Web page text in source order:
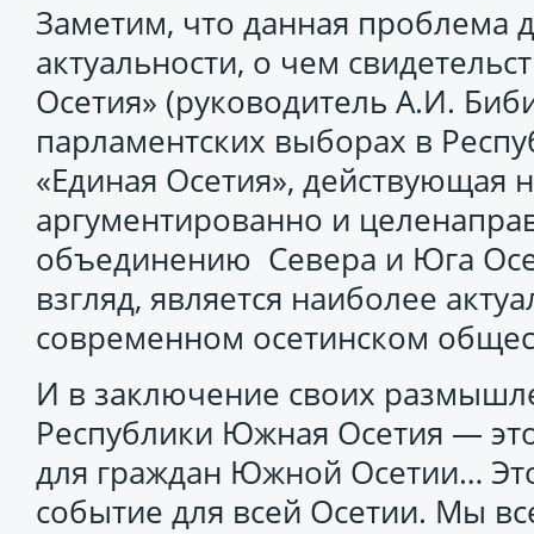
Заметим, что данная проблема
актуальности, о чем
Осетия» (руководитель А.И.
парламентских выборах в
«Единая Осетия»,
аргументированно и
объединению Севера и Юга
взгляд, является наиболее
современном осетинском
И в заключение своих
Республики Южная Осетия —
для граждан Южной Осетии…
событие для всей Осетии. Мы